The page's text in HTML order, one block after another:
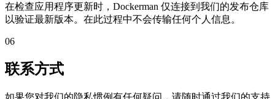
在检查应用程序更新时，Dockerman 仅连接到我们的发布仓库
以验证最新版本。在此过程中不会传输任何个人信息。
06
联系方式
如果您对我们的隐私惯例有任何疑问，请随时通过我们的支持